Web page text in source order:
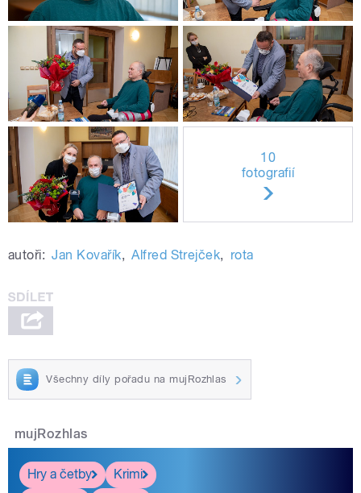
10
fotografií
autoři: Jan Kovařík, Alfred Strejček, rota
Všechny díly pořadu na mujRozhlas
mujRozhlas
Hry a četby Krimi